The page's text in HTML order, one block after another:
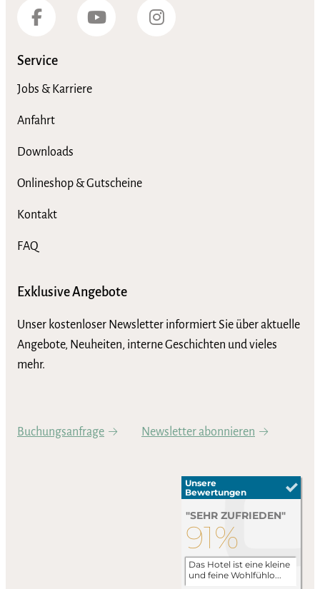
Service
Jobs & Karriere
Anfahrt
Downloads
Onlineshop & Gutscheine
Kontakt
FAQ
Exklusive Angebote
Unser kostenloser Newsletter informiert Sie über aktuelle
Angebote, Neuheiten, interne Geschichten und vieles
mehr.
Buchungsanfrage Newsletter abonnieren